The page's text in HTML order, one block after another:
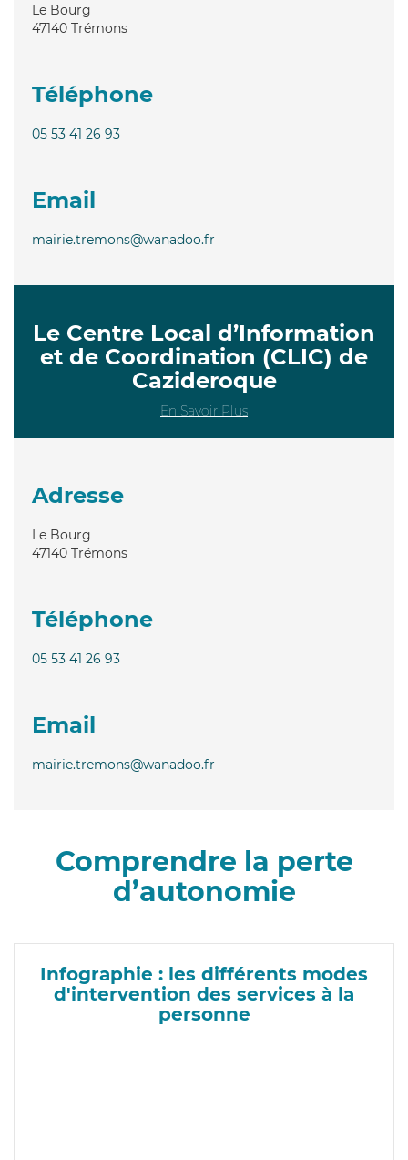
Le Bourg
47140 Trémons
Téléphone
05 53 41 26 93
Email
mairie.tremons@wanadoo.fr
Le Centre Local d’Information
et de Coordination (CLIC) de
Cazideroque
En Savoir Plus
Adresse
Le Bourg
47140 Trémons
Téléphone
05 53 41 26 93
Email
mairie.tremons@wanadoo.fr
Comprendre la perte
d’autonomie
Infographie : les différents modes
d'intervention des services à la
personne